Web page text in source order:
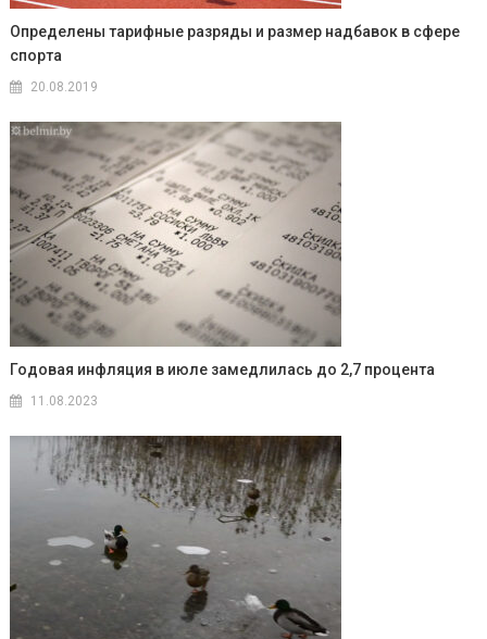
Определены тарифные разряды и размер надбавок в сфере
спорта
20.08.2019
Годовая инфляция в июле замедлилась до 2,7 процента
11.08.2023